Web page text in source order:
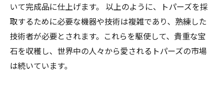
いて完成品に仕上げます。 以上のように、トパーズを採
取するために必要な機器や技術は複雑であり、熟練した
技術者が必要とされます。これらを駆使して、貴重な宝
石を収穫し、世界中の人々から愛されるトパーズの市場
は続いています。